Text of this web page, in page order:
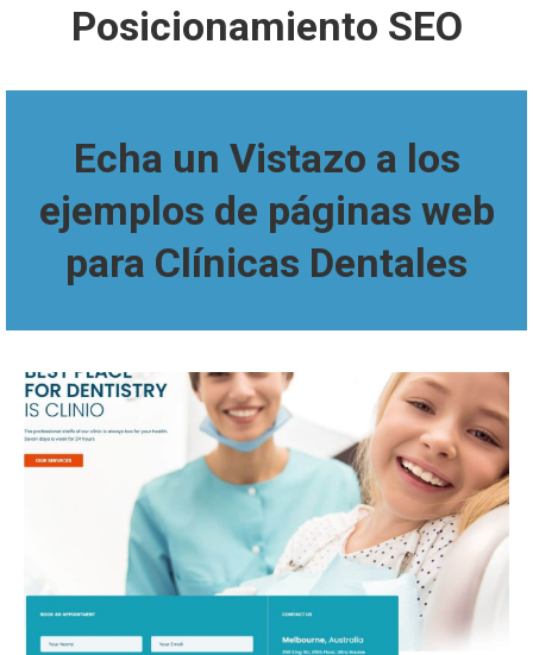
Posicionamiento SEO
Echa un Vistazo a los
ejemplos de páginas web
para Clínicas Dentales